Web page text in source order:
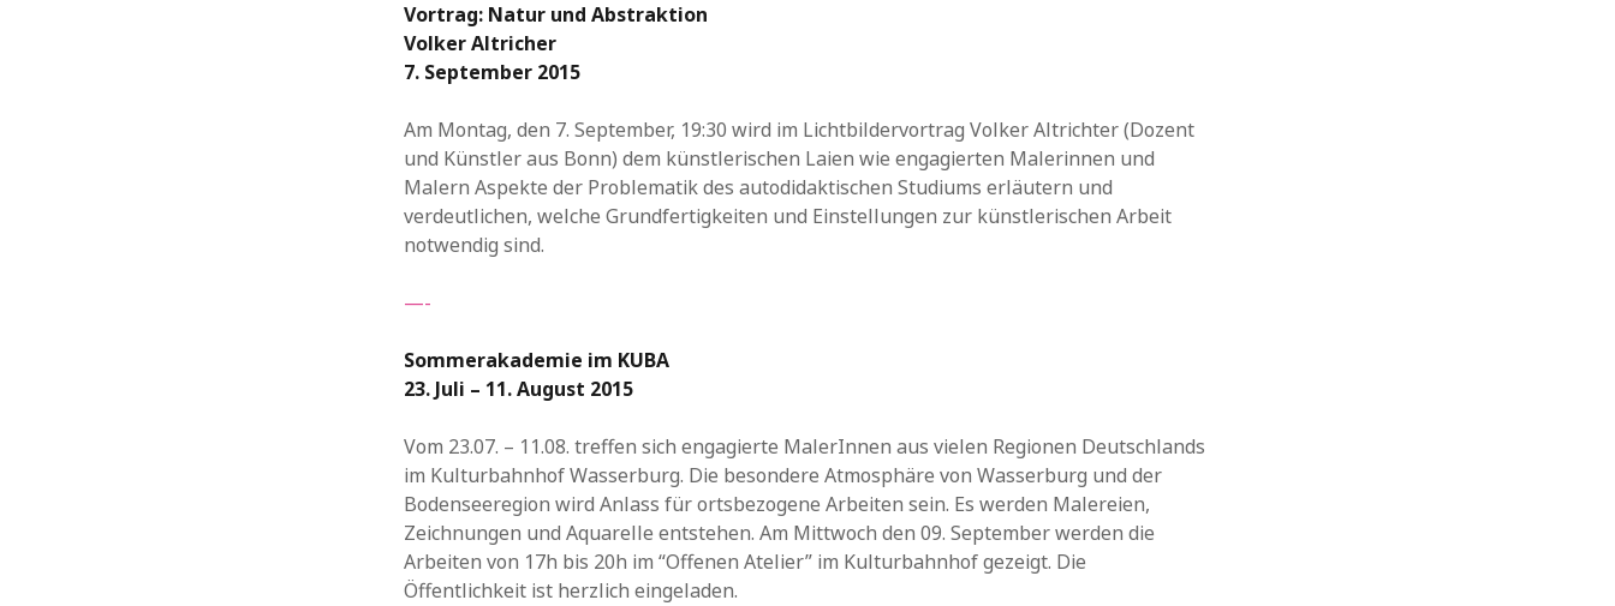
Vortrag: Natur und Abstraktion
Volker Altricher
7. September 2015
Am Montag, den 7. September, 19:30 wird im Lichtbildervortrag Volker Altrichter (Dozent
und Künstler aus Bonn) dem künstlerischen Laien wie engagierten Malerinnen und
Malern Aspekte der Problematik des autodidaktischen Studiums erläutern und
verdeutlichen, welche Grundfertigkeiten und Einstellungen zur künstlerischen Arbeit
notwendig sind.
—-
Sommerakademie im KUBA
23. Juli – 11. August 2015
Vom 23.07. – 11.08. treffen sich engagierte MalerInnen aus vielen Regionen Deutschlands
im Kulturbahnhof Wasserburg. Die besondere Atmosphäre von Wasserburg und der
Bodenseeregion wird Anlass für ortsbezogene Arbeiten sein. Es werden Malereien,
Zeichnungen und Aquarelle entstehen. Am Mittwoch den 09. September werden die
Arbeiten von 17h bis 20h im “Offenen Atelier” im Kulturbahnhof gezeigt. Die
Öffentlichkeit ist herzlich eingeladen.